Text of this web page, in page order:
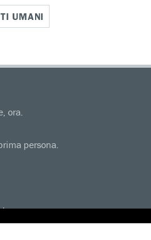
UMANI
ora.
persona.